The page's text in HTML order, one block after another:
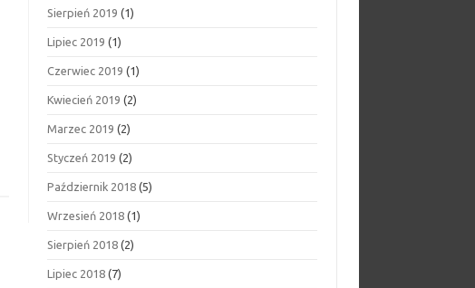
Sierpień 2019 (1)
Lipiec 2019 (1)
Czerwiec 2019 (1)
Kwiecień 2019 (2)
Marzec 2019 (2)
Styczeń 2019 (2)
Październik 2018 (5)
Wrzesień 2018 (1)
Sierpień 2018 (2)
Lipiec 2018 (7)